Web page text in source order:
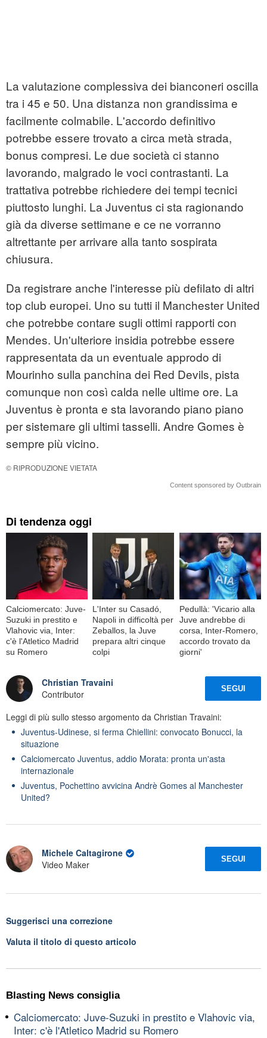
La valutazione complessiva dei bianconeri oscilla
tra i 45 e 50. Una distanza non grandissima e
facilmente colmabile. L'accordo definitivo
potrebbe essere trovato a circa metà strada,
bonus compresi. Le due società ci stanno
lavorando, malgrado le voci contrastanti. La
trattativa potrebbe richiedere dei tempi tecnici
piuttosto lunghi. La Juventus ci sta ragionando
già da diverse settimane e ce ne vorranno
altrettante per arrivare alla tanto sospirata
chiusura.
Da registrare anche l'interesse più defilato di altri
top club europei. Uno su tutti il Manchester United
che potrebbe contare sugli ottimi rapporti con
Mendes. Un'ulteriore insidia potrebbe essere
rappresentata da un eventuale approdo di
Mourinho sulla panchina dei Red Devils, pista
comunque non così calda nelle ultime ore. La
Juventus è pronta e sta lavorando piano piano
per sistemare gli ultimi tasselli. Andre Gomes è
sempre più vicino.
© RIPRODUZIONE VIETATA
Content sponsored by Outbrain
Di tendenza oggi
Calciomercato: Juve-
Suzuki in prestito e
Vlahovic via, Inter:
c'è l'Atletico Madrid
su Romero
L'Inter su Casadó,
Napoli in difficoltà per
Zeballos, la Juve
prepara altri cinque
colpi
Pedullà: 'Vicario alla
Juve andrebbe di
corsa, Inter-Romero,
accordo trovato da
giorni'
Christian Travaini
Contributor
SEGUI
Leggi di più sullo stesso argomento da Christian Travaini:
Juventus-Udinese, si ferma Chiellini: convocato Bonucci, la
situazione
Calciomercato Juventus, addio Morata: pronta un'asta
internazionale
Juventus, Pochettino avvicina Andrè Gomes al Manchester
United?
Michele Caltagirone
Video Maker
SEGUI
Suggerisci una correzione
Valuta il titolo di questo articolo
Blasting News consiglia
Calciomercato: Juve-Suzuki in prestito e Vlahovic via,
Inter: c'è l'Atletico Madrid su Romero